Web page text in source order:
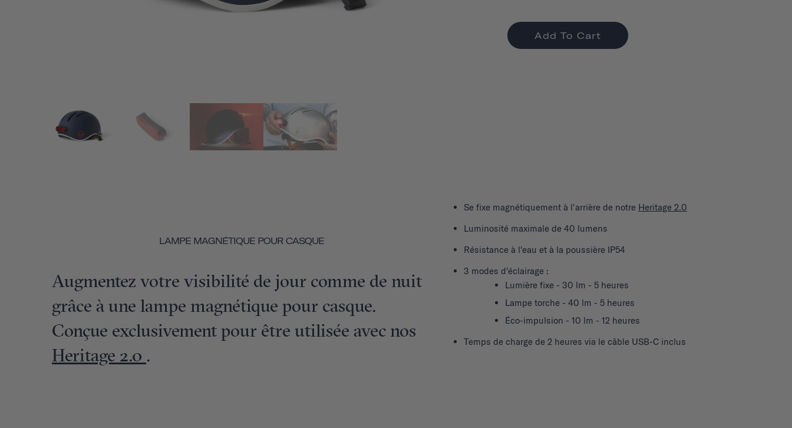
Add To Cart
LAMPE MAGNÉTIQUE POUR CASQUE
Augmentez votre visibilité de jour comme de nuit
grâce à une lampe magnétique pour casque.
Conçue exclusivement pour être utilisée avec nos
Heritage 2.0.
Se fixe magnétiquement à l'arrière de notre Heritage 2.0
Luminosité maximale de 40 lumens
Résistance à l'eau et à la poussière IP54
3 modes d'éclairage :
Lumière fixe - 30 lm - 5 heures
Lampe torche - 40 lm - 5 heures
Éco-impulsion - 10 lm - 12 heures
Temps de charge de 2 heures via le câble USB-C inclus